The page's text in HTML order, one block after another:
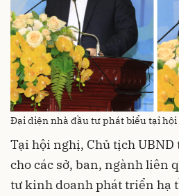
Đại diện nhà đầu tư phát biểu tại
Tại hội nghị, Chủ tịch
cho các sở, ban, ngành liên
tư kinh doanh phát triển hạ